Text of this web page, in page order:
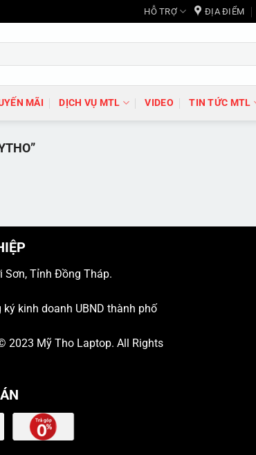
HỖ TRỢ ĐỊA ĐIỂM
MÃI DỊCH VỤ MTL VIDEO TIN TỨC MTL
Sơn, Tỉnh Đồng Tháp.
kinh doanh UBND thành phố
2023 Mỹ Tho Laptop. All Rights